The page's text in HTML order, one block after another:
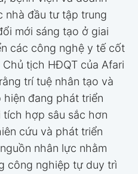
nhà đầu tư tập trung
mới sáng tạo ở giai
các công nghệ y tế cốt
tịch HĐQT của Afari
trí tuệ nhân tạo và
đang phát triển
tích hợp sâu sắc hơn
cứu và phát triển
nhân lực nhằm
công nghiệp tự duy trì